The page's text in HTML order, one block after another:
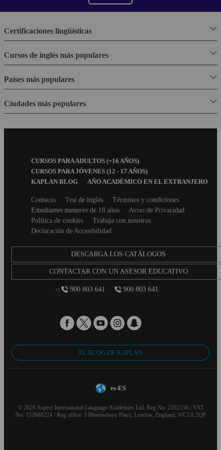
Certificaciones lingüísticas
Cursos de inglés más populares
Países más populares
Ciudades más populares
FooterCURSOS PARA ADULTOS (+16 AÑOS)
CURSOS PARA JÓVENES (12 - 17 AÑOS)
KAPLAN BLOG
AÑO ACADÉMICO EN EL EXTRANJERO
SecondaryContacto Test de inglés
Términos y condiciones
Estudiantes menores de 18 años
Aviso de Privacidad
Política de cookies
Trabaja con nosotros
Declaración de Accesibilidad
DESCARGA LOS CATÁLOGOS
CONTACTAR CON UN ASESOR EDUCATIVO
o 900 803 641 900 803 641
EL BLOG DE KAPLAN
es-ES
© 2026 Aspect International Language Academies Ltd, Reg No: 2162156 / VAT
No: 152088224 / Reg office: 5 Bloomsbury Place, London, England, WC1A 2QP